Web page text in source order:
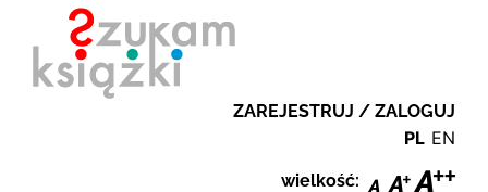
ZAREJESTRUJ / ZALOGUJ
PL EN
wielkość: